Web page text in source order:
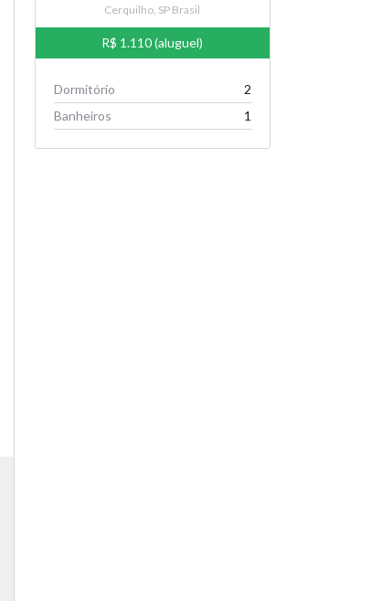
Cerquilho, SP Brasil
R$ 1.110 (aluguel)
Dormitório
2
Banheiros
1